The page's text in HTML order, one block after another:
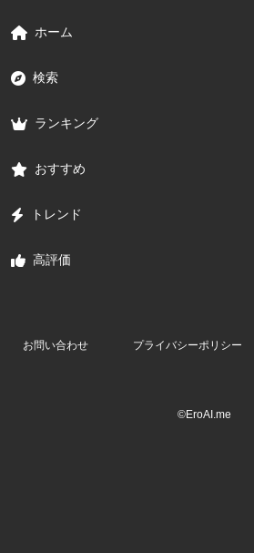
ホーム
検索
ランキング
おすすめ
トレンド
高評価
お問い合わせ プライバシーポリシー
©EroAI.me